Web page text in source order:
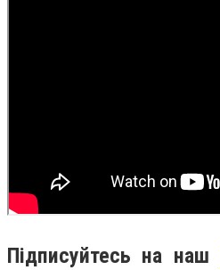
Підписуйтесь на наш